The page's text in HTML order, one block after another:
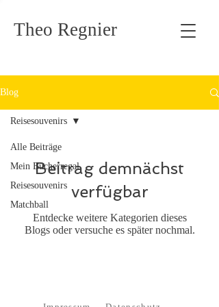
Theo Regnier
Blog
Alle Beiträge
Mein Bücherregal
Reisesouvenirs
Matchball
Reisesouvenirs
Beitrag demnächst
verfügbar
Entdecke weitere Kategorien dieses
Blogs oder versuche es später nochmal.